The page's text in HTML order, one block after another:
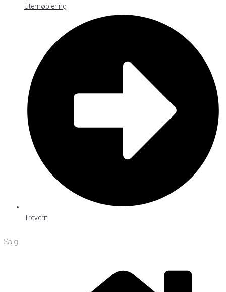
Utemøblering
Trevern
Salg